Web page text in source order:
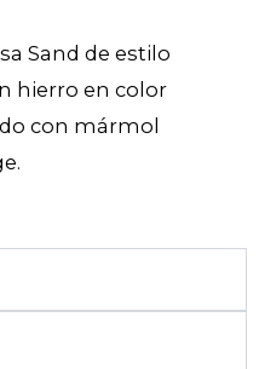
Sand de estilo
hierro en color
con mármol